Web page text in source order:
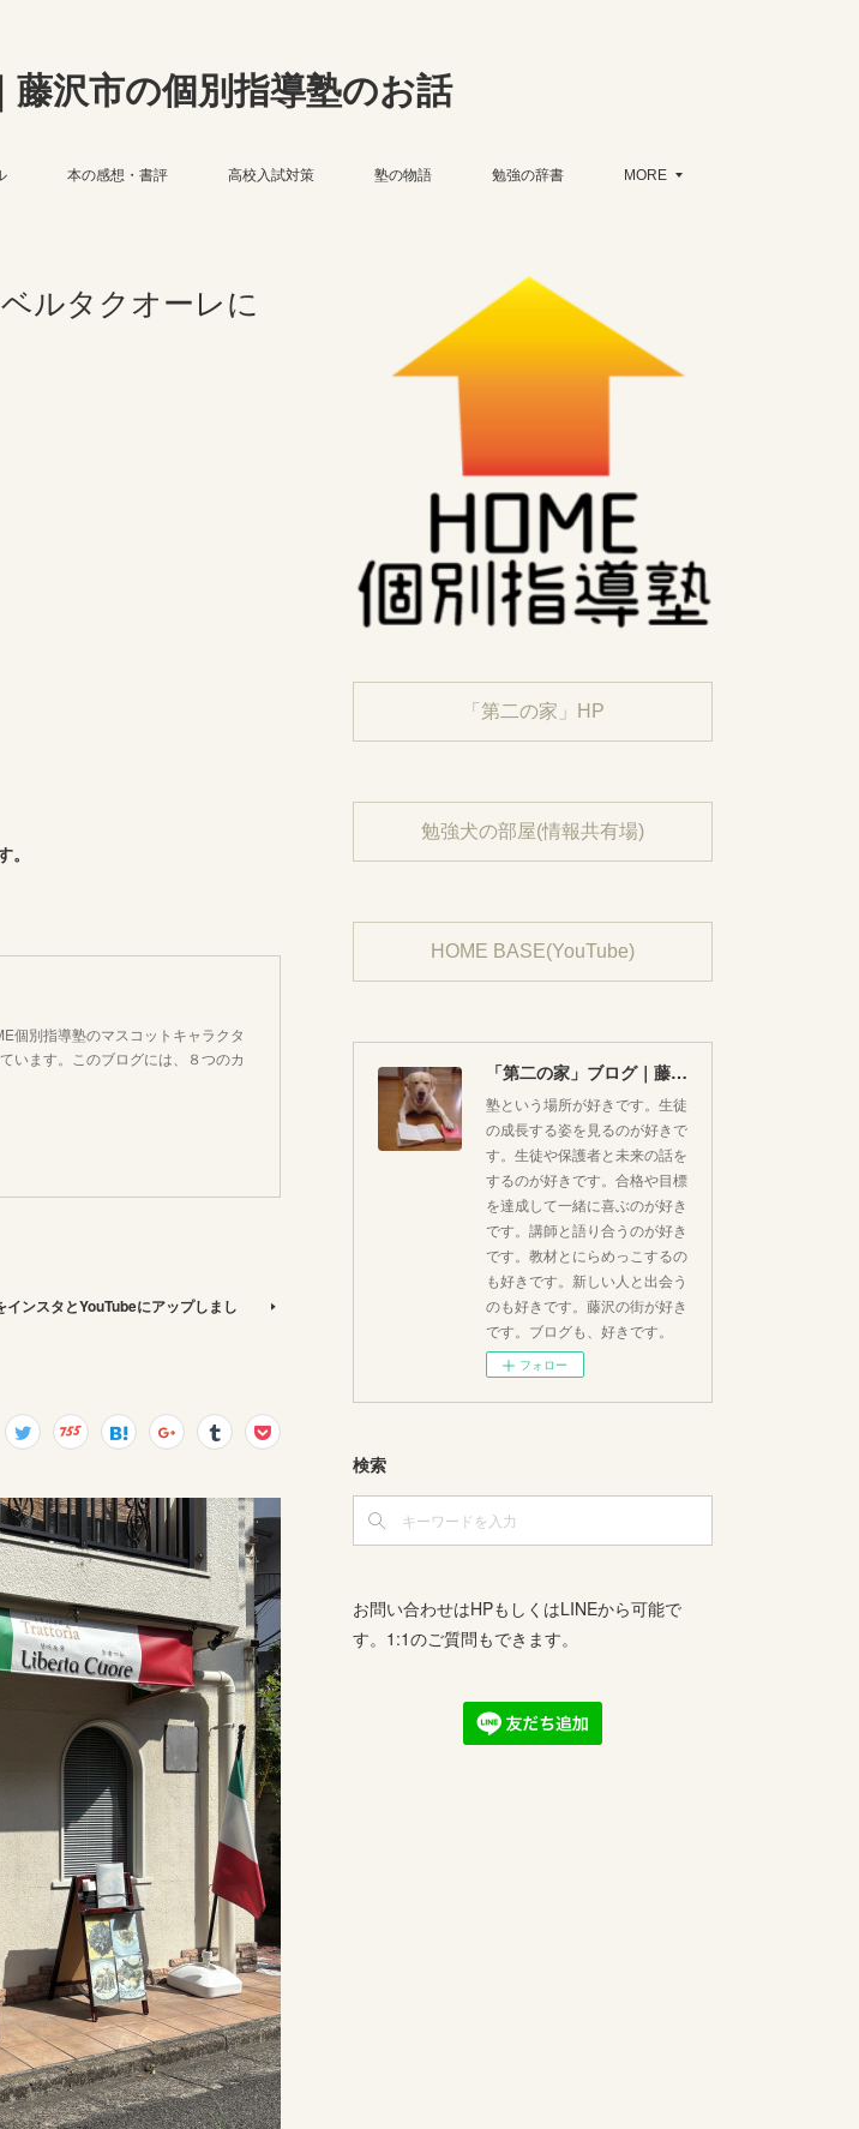
藤沢市の個別指導塾のお話
本の感想・書評 高校入試対策 塾の物語 勉強の辞書 MORE
ルタクオーレに
個別指導塾のマスコットキャラクタ
います。このブログには、８つのカ
ンスタとYouTubeにアップしまし
「第二の家」HP
勉強犬の部屋(情報共有場)
HOME BASE(YouTube)
「第二の家」ブログ｜藤沢市の個別指導塾のお話
塾という場所が好きです。生徒
の成長する姿を見るのが好きで
す。生徒や保護者と未来の話を
するのが好きです。合格や目標
を達成して一緒に喜ぶのが好き
です。講師と語り合うのが好き
です。教材とにらめっこするの
も好きです。新しい人と出会う
のも好きです。藤沢の街が好き
です。ブログも、好きです。
フォロー
検索
お問い合わせはHPもしくはLINEから可能で
す。1:1のご質問もできます。